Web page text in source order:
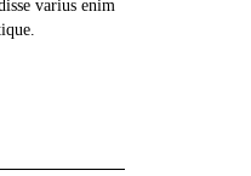
varius enim